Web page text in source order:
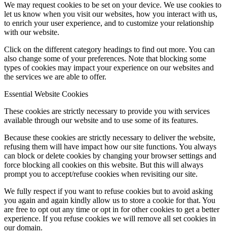
We may request cookies to be set on your device. We use cookies to
let us know when you visit our websites, how you interact with us,
to enrich your user experience, and to customize your relationship
with our website.
Click on the different category headings to find out more. You can
also change some of your preferences. Note that blocking some
types of cookies may impact your experience on our websites and
the services we are able to offer.
Essential Website Cookies
These cookies are strictly necessary to provide you with services
available through our website and to use some of its features.
Because these cookies are strictly necessary to deliver the website,
refusing them will have impact how our site functions. You always
can block or delete cookies by changing your browser settings and
force blocking all cookies on this website. But this will always
prompt you to accept/refuse cookies when revisiting our site.
We fully respect if you want to refuse cookies but to avoid asking
you again and again kindly allow us to store a cookie for that. You
are free to opt out any time or opt in for other cookies to get a better
experience. If you refuse cookies we will remove all set cookies in
our domain.